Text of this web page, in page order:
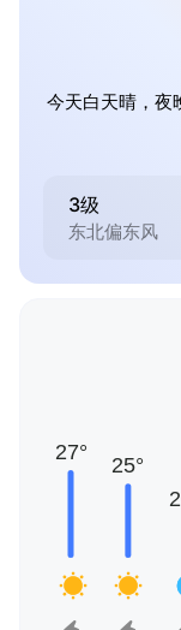
今天白天晴，夜
3级
东北偏东风